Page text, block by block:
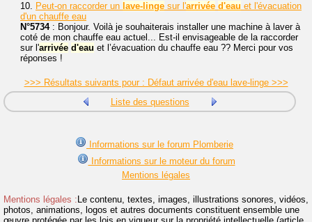
10. Peut-on raccorder un lave-linge sur l'arrivée d'eau et l'évacuation
d'un chauffe eau
N°5734: Bonjour. Voilà je souhaiterais installer une machine à laver à
coté de mon chauffe eau actuel... Est-il envisageable de la raccorder
sur l'arrivée d'eau et l’évacuation du chauffe eau ?? Merci pour vos
réponses !
>>> Résultats suivants pour : Défaut arrivée d'eau lave-linge >>>
Liste des questions
Informations sur le forum Plomberie
Informations sur le moteur du forum
Mentions légales
Mentions légales : Le contenu, textes, images, illustrations sonores, vidéos,
photos, animations, logos et autres documents constituent ensemble une